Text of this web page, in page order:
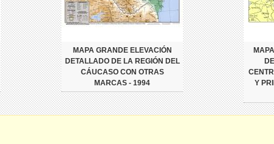
MAPA GRANDE ELEVACIÓN
DETALLADO DE LA REGIÓN DEL
CÁUCASO CON OTRAS
MARCAS - 1994
Y